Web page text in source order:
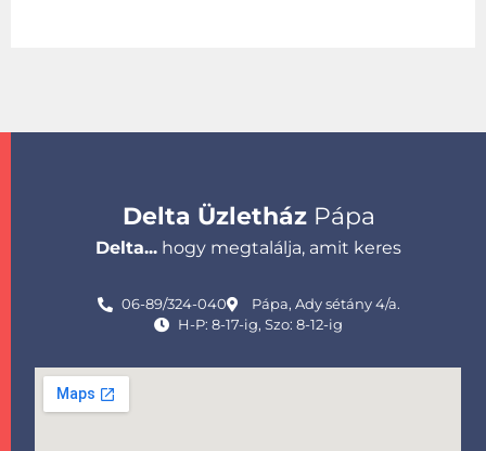
Delta ÜzletházPápa
Delta... hogy megtalálja, amit keres
06-89/324-040
Pápa, Ady sétány 4/a.
H-P: 8-17-ig, Szo: 8-12-ig